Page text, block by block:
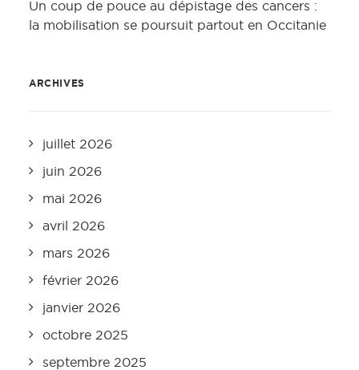
Un coup de pouce au dépistage des cancers :
la mobilisation se poursuit partout en Occitanie
ARCHIVES
juillet 2026
juin 2026
mai 2026
avril 2026
mars 2026
février 2026
janvier 2026
octobre 2025
septembre 2025